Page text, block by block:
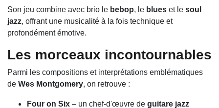
Son jeu combine avec brio le bebop, le blues et le soul
jazz, offrant une musicalité à la fois technique et
profondément émotive.
Les morceaux incontournables
Parmi les compositions et interprétations emblématiques
de Wes Montgomery, on retrouve :
Four on Six – un chef-d'œuvre de guitare jazz